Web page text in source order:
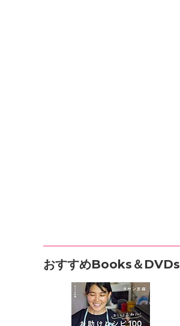
おすすめBooks＆DVDs